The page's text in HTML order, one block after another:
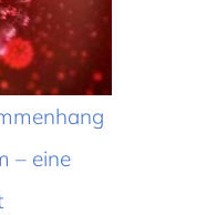
– eine